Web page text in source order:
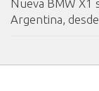
Nueva BMW X1
Argentina,